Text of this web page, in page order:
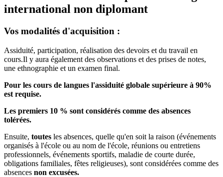
international non diplomant
Vos modalités d'acquisition :
Assiduité, participation, réalisation des devoirs et du travail en
cours.Il y aura également des observations et des prises de notes,
une ethnographie et un examen final.
Pour les cours de langues l'assiduité globale supérieure à 90%
est requise.
Les premiers 10 % sont considérés comme des absences
tolérées.
Ensuite, toutes les absences, quelle qu'en soit la raison (événements
organisés à l'école ou au nom de l'école, réunions ou entretiens
professionnels, événements sportifs, maladie de courte durée,
obligations familiales, fêtes religieuses), sont considérées comme des
absences non excusées.